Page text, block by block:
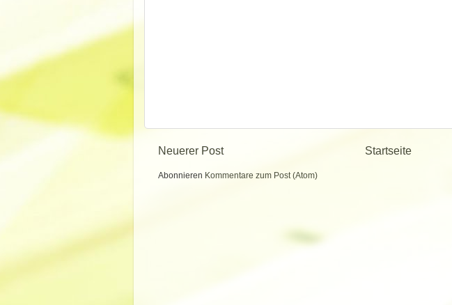
Neuerer Post Startseite
Abonnieren Kommentare zum Post (Atom)